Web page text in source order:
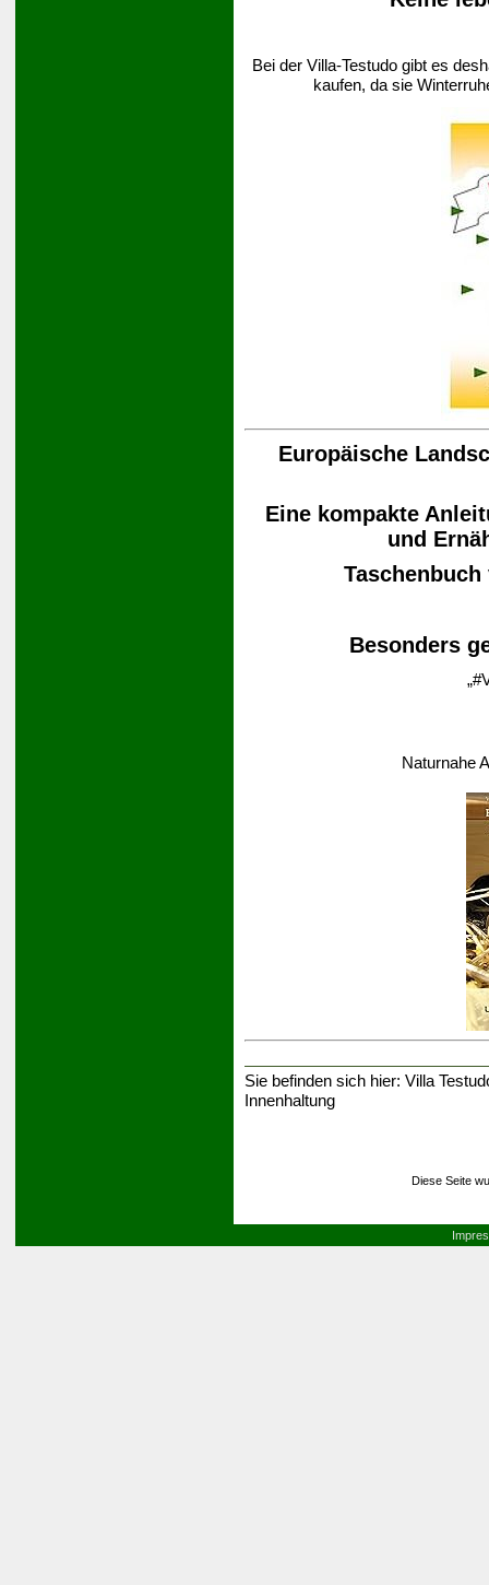
Bei der Villa-Testudo gibt es
kaufen, da sie
Europäische
Eine kompakte
und
Besonders
Naturnahe
Sie befinden sich hier: Villa
Innenhaltung
Diese Seite